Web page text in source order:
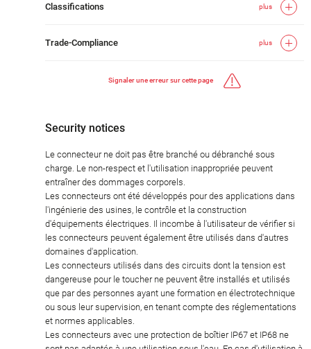
Classifications plus
Trade-Compliance plus
Signaler une erreur sur cette page
Security notices
Le connecteur ne doit pas être branché ou débranché sous
charge. Le non-respect et l'utilisation inappropriée peuvent
entraîner des dommages corporels.
Les connecteurs ont été développés pour des applications dans
l'ingénierie des usines, le contrôle et la construction
d'équipements électriques. Il incombe à l'utilisateur de vérifier si
les connecteurs peuvent également être utilisés dans d'autres
domaines d'application.
Les connecteurs utilisés dans des circuits dont la tension est
dangereuse pour le toucher ne peuvent être installés et utilisés
que par des personnes ayant une formation en électrotechnique
ou sous leur supervision, en tenant compte des réglementations
et normes applicables.
Les connecteurs avec une protection de boîtier IP67 et IP68 ne